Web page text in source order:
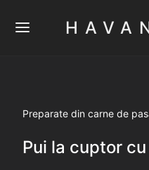
Preparate din carne de
Pui la cuptor